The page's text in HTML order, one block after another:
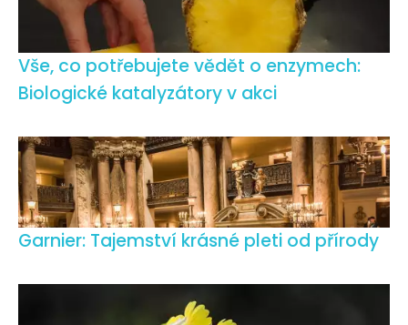
Vše, co potřebujete vědět o enzymech:
Biologické katalyzátory v akci
Garnier: Tajemství krásné pleti od přírody